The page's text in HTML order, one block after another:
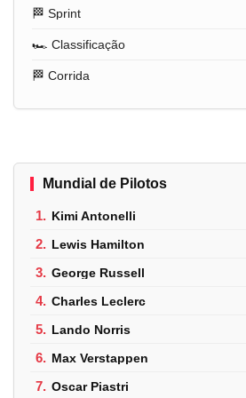
🏁 Sprint
🏎️ Classificação
🏁 Corrida
Mundial de Pilotos
1. Kimi Antonelli
2. Lewis Hamilton
3. George Russell
4. Charles Leclerc
5. Lando Norris
6. Max Verstappen
7. Oscar Piastri